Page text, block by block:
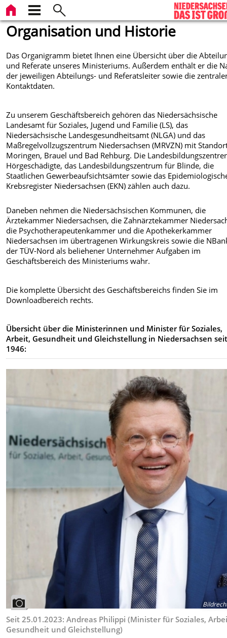
Organisation und Historie
Das Organigramm bietet Ihnen eine Übersicht über die
und Referate unseres Ministeriums. Außerdem enthält er die
der jeweiligen Abteilungs- und Referatsleiter sowie die
Kontaktdaten.
Zu unserem Geschäftsbereich gehören das Niedersächsische
Landesamt für Soziales, Jugend und Familie (LS), das
Niedersächsische Landesgesundheitsamt (NLGA) und das
Maßregelvollzugszentrum Niedersachsen (MRVZN) mit
Moringen, Brauel und Bad Rehburg. Die
Hörgeschädigte, das Landesbildungszentrum für Blinde, die
Staatlichen Gewerbeaufsichtsämter sowie das
Krebsregister Niedersachsen (EKN) zählen auch dazu.
Daneben nehmen die Niedersächsischen Kommunen, die
Ärztekammer Niedersachsen, die Zahnärztekammer
die Psychotherapeutenkammer und die Apothekerkammer
Niedersachsen im übertragenen Wirkungskreis sowie die
der TÜV-Nord als beliehener Unternehmer Aufgaben im
Geschäftsbereich des Ministeriums wahr.
Die komplette Übersicht des Geschäftsbereichs finden Sie im
Downloadbereich rechts.
Übersicht über die Ministerinnen und Minister für Soziales,
Arbeit, Gesundheit und Gleichstellung in Niedersachsen
1946:
Seit 25.01.2023: Andreas Philippi (Minister für Soziales,
Gesundheit und Gleichstellung)